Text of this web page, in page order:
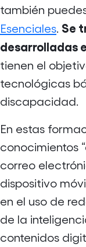
también
Esenciales. Se
desarrolladas
tienen el
tecnológicas
discapacidad.
En estas
conocimientos
correo
dispositivo
en el uso de
de la
contenidos